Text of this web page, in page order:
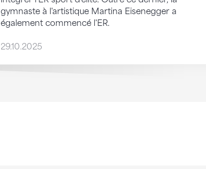
gymnaste à l'artistique Martina Eisenegger a
également commencé l'ER.
29.10.2025